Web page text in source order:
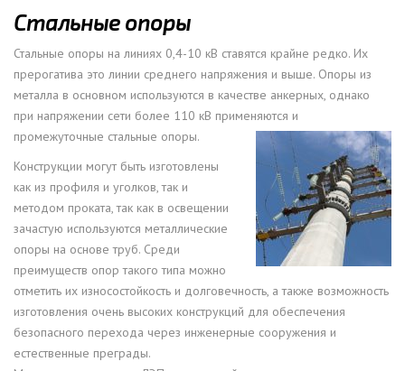
Стальные опоры
Стальные опоры на линиях 0,4-10 кВ ставятся крайне редко. Их
прерогатива это линии среднего напряжения и выше. Опоры из
металла в основном используются в качестве анкерных, однако
при напряжении сети более 110 кВ применяются и
промежуточные стальные опоры.
Конструкции могут быть изготовлены
как из профиля и уголков, так и
методом проката, так как в освещении
зачастую используются металлические
опоры на основе труб. Среди
преимуществ опор такого типа можно
отметить их износостойкость и долговечность, а также возможность
изготовления очень высоких конструкций для обеспечения
безопасного перехода через инженерные сооружения и
естественные преграды.